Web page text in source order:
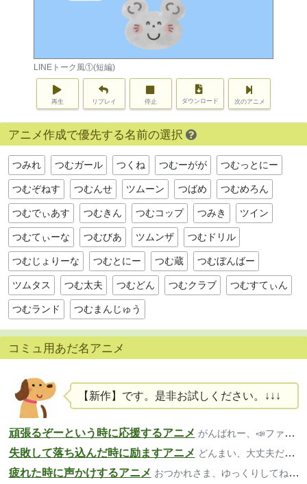
LINEトーク風①(短編)
再生 リプレイ 停止 ダウンロード 次のアニメ
アニメ作成で優先する名前の選択
つみれ つむガール つくね つむーがが つむっとにー
つむぞねす つむんせ ツムーン つばめ つむめろん
つむでぃあす つむきん つむコップ つみき ツイン
つむてぃーな つむびあ ツムンザ つむドリル
つむじょりーな つむとにー つむ蔵 つむぼんばー
ツムタス つむ太夫 つむどん つむクラブ つむすてぃん
つむランド つむまんじゅう
コミュ用あだ名アニメ
【新作】です。是非お試しください。↓↓↓
頑張るぞーという時に応援するアニメ がんばれー、📣ファイト、いいよー
失敗して落ち込んだ時に励ますアニメ どんまい、大丈夫だよ、気楽にいこ～
疲れた時に声かけするアニメ おつかれさま、ゆっくりしてね、大丈夫？